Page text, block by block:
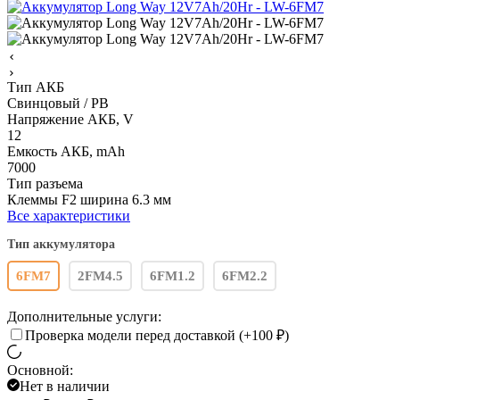
Тип АКБ
Свинцовый / PB
Напряжение АКБ, V
12
Емкость АКБ, mAh
7000
Тип разъема
Клеммы F2 ширина 6.3 мм
Все характеристики
Тип аккумулятора
6FM7 2FM4.5 6FM1.2 6FM2.2
Дополнительные услуги:
Проверка модели перед доставкой (+100 ₽)
Основной:
Нет в наличии